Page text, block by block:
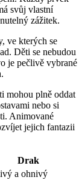
svůj vlastní
​zážitek.
ve ​kterých se⁤
Děti se nebudou
je pečlivě vybrané
mohou plně oddat
nebo si
Animované
jejich ⁣fantazii⁤
Drak
a ⁣ohnivý